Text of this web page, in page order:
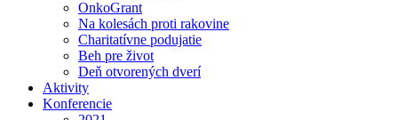
OnkoGrant
Na kolesách proti rakovine
Charitatívne podujatie
Beh pre život
Deň otvorených dverí
Aktivity
Konferencie